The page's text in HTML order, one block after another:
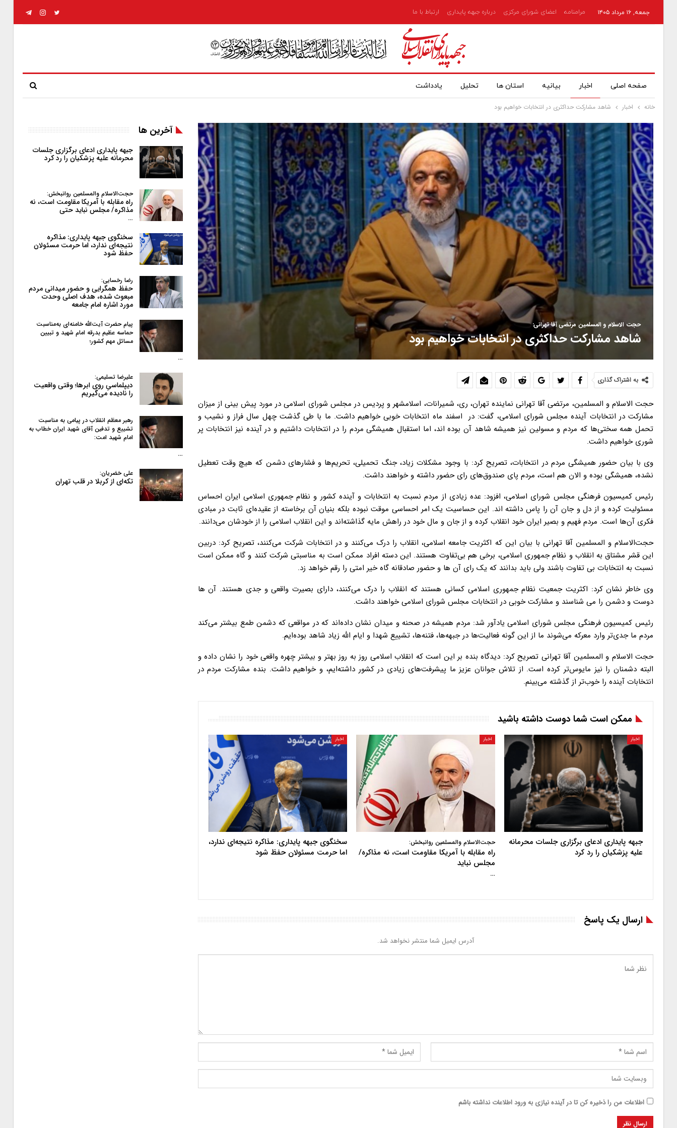
جمعه, ۱۶ مرداد ۱۴۰۵ مرامنامه اعضای شورای مرکزی درباره جبهه پایداری ارتباط با ما
صفحه اصلی اخبار بیانیه استان ها تحلیل یادداشت
خانه اخبار شاهد مشارکت حداکثری در انتخابات خواهیم بود
حجت الاسلام و المسلمین مرتضی آقا تهرانی:
شاهد مشارکت حداکثری در انتخابات خواهیم بود
به اشتراک گذاری
حجت الاسلام و المسلمین، مرتضی آقا تهرانی نماینده تهران، ری، شمیرانات، اسلامشهر و پردیس در مجلس شورای اسلامی در مورد پیش بینی از میزان
مشارکت در انتخابات آینده مجلس شورای اسلامی، گفت: در اسفند ماه انتخابات خوبی خواهیم داشت. ما با طی گذشت چهل سال فراز و نشیب و
تحمل همه سختی‌ها که مردم و مسولین نیز همیشه شاهد آن بوده اند، اما استقبال همیشگی مردم را در انتخابات داشتیم و در آینده نیز انتخابات پر
شوری خواهیم داشت.
وی با بیان حضور همیشگی مردم در انتخابات، تصریح کرد: با وجود مشکلات زیاد، جنگ تحمیلی، تحریم‌ها و فشارهای دشمن که هیچ وقت تعطیل
نشده، همیشگی بوده و الان هم است، مردم پای صندوق‌های رای حضور داشته و خواهند داشت.
رئیس کمیسیون فرهنگی مجلس شورای اسلامی، افزود: عده زیادی از مردم نسبت به انتخابات و آینده کشور و نظام جمهوری اسلامی ایران احساس
مسئولیت کرده و از دل و جان آن را پاس داشته اند. این حساسیت یک امر احساسی موقت نبوده بلکه بنیان آن برخاسته از عقیده‌ای ثابت در مبادی
فکری آن‌ها است. مردم فهیم و بصیر ایران خود انقلاب کرده و از جان و مال خود در راهش مایه گذاشته‌اند و این انقلاب اسلامی را از خودشان می‌دانند.
حجت‌الاسلام و المسلمین آقا تهرانی با بیان این که اکثریت جامعه اسلامی، انقلاب را درک می‌کنند و در انتخابات شرکت می‌کنند، تصریح کرد: دربین
این قشر مشتاق به انقلاب و نظام جمهوری اسلامی، برخی هم بی‌تفاوت هستند. این دسته افراد ممکن است به مناسبتی شرکت کنند و گاه ممکن است
نسبت به انتخابات بی تفاوت باشند ولی باید بدانند که یک رای آن ها و حضور صادقانه گاه خیر امتی را رقم خواهد زد.
وی خاطر نشان کرد: اکثریت جمعیت نظام جمهوری اسلامی کسانی هستند که انقلاب را درک می‌کنند، دارای بصیرت واقعی و جدی هستند. آن ها
دوست و دشمن را می شناسند و مشارکت خوبی در انتخابات مجلس شورای اسلامی خواهند داشت.
رئیس کمیسیون فرهنگی مجلس شورای اسلامی یادآور شد: مردم همیشه در صحنه و میدان نشان داده‌اند که در مواقعی که دشمن طمع بیشتر می‌کند
مردم ما جدی‌تر وارد معرکه می‌شوند ما از این گونه فعالیت‌ها در جبهه‌ها، فتنه‌ها، تشییع شهدا و ایام الله زیاد شاهد بوده‌ایم.
حجت الاسلام و المسلمین آقا تهرانی تصریح کرد: دیدگاه بنده بر این است که انقلاب اسلامی روز به روز بهتر و بیشتر چهره واقعی خود را نشان داده و
البته دشمنان را نیز مایوس‌تر کرده است. از تلاش جوانان عزیز ما پیشرفت‌های زیادی در کشور داشته‌ایم، و خواهیم داشت. بنده مشارکت مردم در
انتخابات آینده را خوب‌تر از گذشته می‌بینم.
ممکن است شما دوست داشته باشید
اخبار
جبهه پایداری ادعای برگزاری جلسات محرمانه
علیه پزشکیان را رد کرد
اخبار
حجت‌الاسلام والمسلمین روانبخش:
راه مقابله با آمریکا مقاومت است، نه مذاکره/
مجلس نباید
…
اخبار
سخنگوی جبهه پایداری: مذاکره نتیجه‌ای ندارد،
اما حرمت مسئولان حفظ شود
ارسال یک پاسخ
آدرس ایمیل شما منتشر نخواهد شد.
اطلاعات من را ذخیره کن تا در آینده نیازی به ورود اطلاعات نداشته باشم
آخرین ها
جبهه پایداری ادعای برگزاری جلسات
محرمانه علیه پزشکیان را رد کرد
حجت‌الاسلام والمسلمین روانبخش:
راه مقابله با آمریکا مقاومت است، نه
مذاکره/ مجلس نباید حتی
…
سخنگوی جبهه پایداری: مذاکره
نتیجه‌ای ندارد، اما حرمت مسئولان
حفظ شود
رضا رخسایی:
حفظ همگرایی و حضور میدانی مردم
مبعوث شده، هدف اصلی وحدت
مورد اشاره امام جامعه
پیام حضرت آیت‌الله خامنه‌ای به‌مناسبت
حماسه عظیم بدرقه امام شهید و تبیین
مسائل مهم کشور؛
…
علیرضا تسلیمی:
دیپلماسیِ روی ابرها؛ وقتی واقعیت
را نادیده می‌گیریم
رهبر معظم انقلاب در پیامی به‌ مناسبت
تشییع و تدفین آقای شهید ایران خطاب به
امام شهید امت:
…
علی خضریان:
تکه‌ای از کربلا در قلب تهران